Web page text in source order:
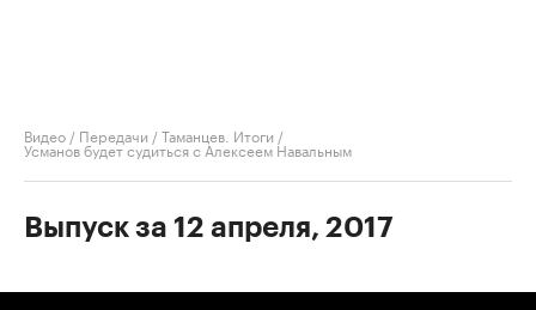
Видео / Передачи /Таманцев. Итоги /
Усманов будет судиться с Алексеем Навальным
Выпуск за 12 апреля, 2017